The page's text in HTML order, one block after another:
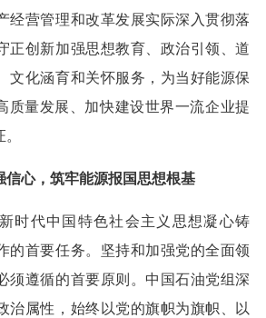
经营管理和改革发展实际深入贯彻落
正创新加强思想教育、政治引领、道
文化涵育和关怀服务，为当好能源保
质量发展、加快建设世界一流企业提
信心，筑牢能源报国思想根基
时代中国特色社会主义思想凝心铸
的首要任务。坚持和加强党的全面领
须遵循的首要原则。中国石油党组深
治属性，始终以党的旗帜为旗帜、以